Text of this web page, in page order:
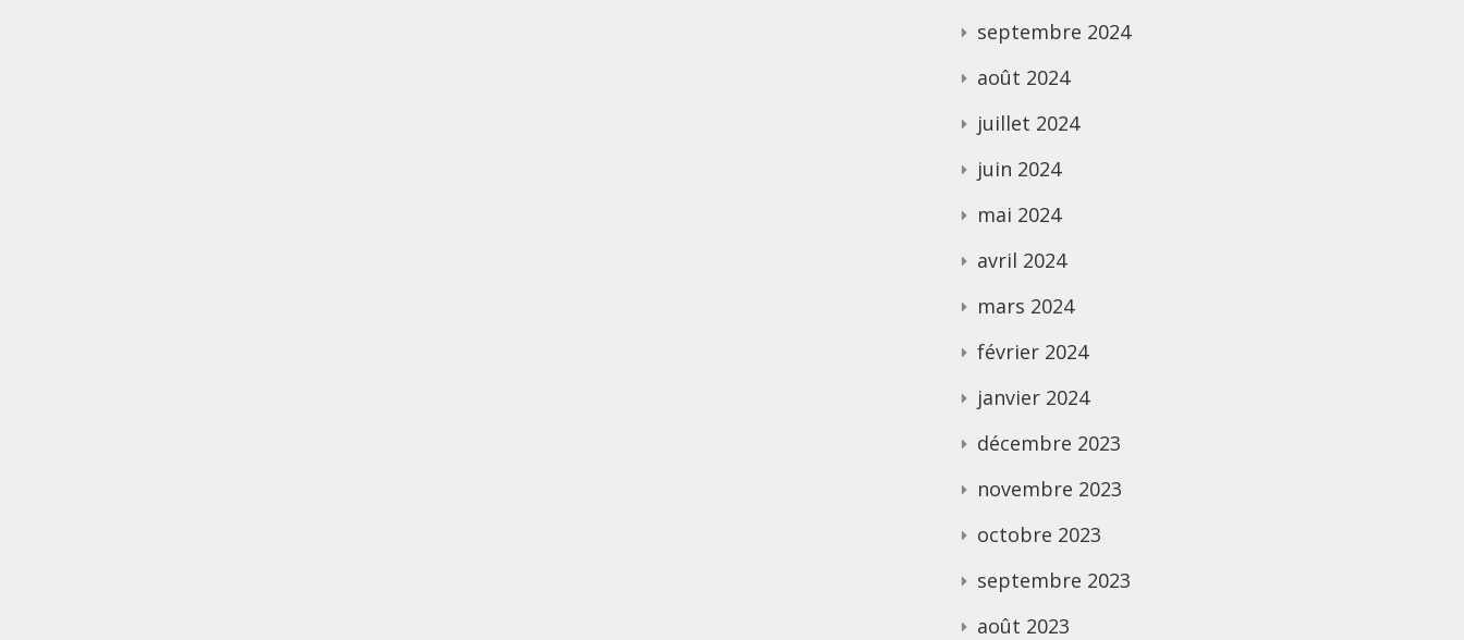
septembre 2024
août 2024
juillet 2024
juin 2024
mai 2024
avril 2024
mars 2024
février 2024
janvier 2024
décembre 2023
novembre 2023
octobre 2023
septembre 2023
août 2023